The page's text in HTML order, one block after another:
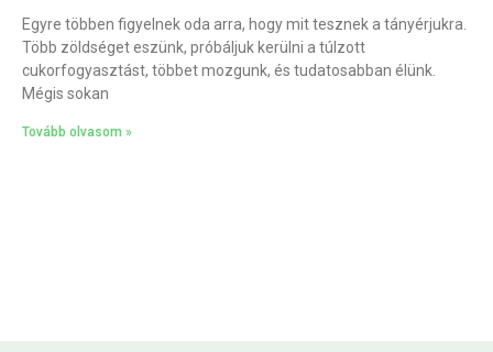
Egyre többen figyelnek oda arra, hogy mit tesznek a tányérjukra.
Több zöldséget eszünk, próbáljuk kerülni a túlzott
cukorfogyasztást, többet mozgunk, és tudatosabban élünk.
Mégis sokan
Tovább olvasom »